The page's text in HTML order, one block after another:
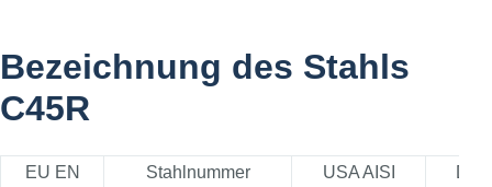
Bezeichnung des Stahls
C45R
EU EN Stahlnummer USA AISI
DIN